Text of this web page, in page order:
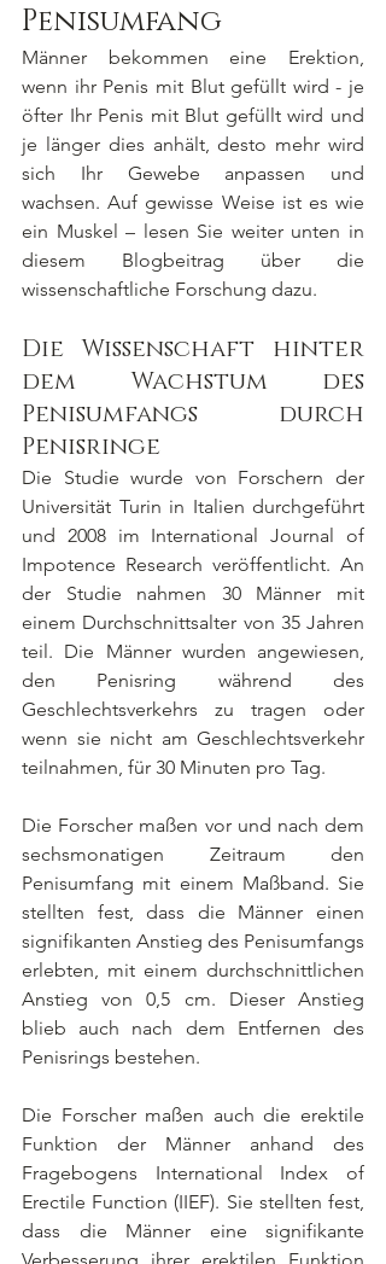
Penisumfang
Männer bekommen eine Erektion,
wenn ihr Penis mit Blut gefüllt wird - je
öfter Ihr Penis mit Blut gefüllt wird und
je länger dies anhält, desto mehr wird
sich Ihr Gewebe anpassen und
wachsen. Auf gewisse Weise ist es wie
ein Muskel – lesen Sie weiter unten in
diesem Blogbeitrag über die
wissenschaftliche Forschung dazu.
Die Wissenschaft hinter
dem Wachstum des
Penisumfangs durch
Penisringe
Die Studie wurde von Forschern der
Universität Turin in Italien durchgeführt
und 2008 im International Journal of
Impotence Research veröffentlicht. An
der Studie nahmen 30 Männer mit
einem Durchschnittsalter von 35 Jahren
teil. Die Männer wurden angewiesen,
den Penisring während des
Geschlechtsverkehrs zu tragen oder
wenn sie nicht am Geschlechtsverkehr
teilnahmen, für 30 Minuten pro Tag.
Die Forscher maßen vor und nach dem
sechsmonatigen Zeitraum den
Penisumfang mit einem Maßband. Sie
stellten fest, dass die Männer einen
signifikanten Anstieg des Penisumfangs
erlebten, mit einem durchschnittlichen
Anstieg von 0,5 cm. Dieser Anstieg
blieb auch nach dem Entfernen des
Penisrings bestehen.
Die Forscher maßen auch die erektile
Funktion der Männer anhand des
Fragebogens International Index of
Erectile Function (IIEF). Sie stellten fest,
dass die Männer eine signifikante